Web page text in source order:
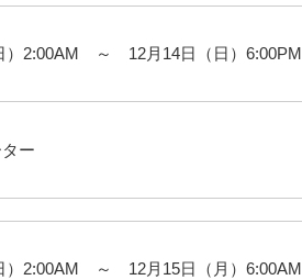
）2:00AM ～ 12月14日（日）6:00PM
ー
）2:00AM ～ 12月15日（月）6:00AM